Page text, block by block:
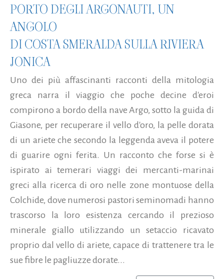
PORTO DEGLI ARGONAUTI, UN
ANGOLO
DI COSTA SMERALDA SULLA RIVIERA
JONICA
Uno dei più affascinanti racconti della mitologia
greca narra il viaggio che poche decine d'eroi
compirono a bordo della nave Argo, sotto la guida di
Giasone, per recuperare il vello d'oro, la pelle dorata
di un ariete che secondo la leggenda aveva il potere
di guarire ogni ferita. Un racconto che forse si è
ispirato ai temerari viaggi dei mercanti-marinai
greci alla ricerca di oro nelle zone montuose della
Colchide, dove numerosi pastori seminomadi hanno
trascorso la loro esistenza cercando il prezioso
minerale giallo utilizzando un setaccio ricavato
proprio dal vello di ariete, capace di trattenere tra le
sue fibre le pagliuzze dorate...